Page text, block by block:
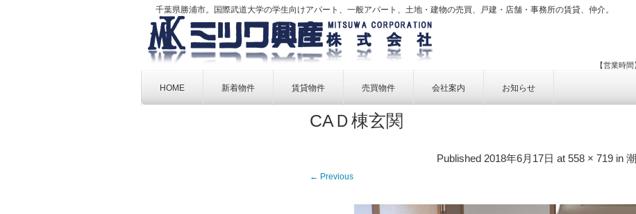
千葉県勝浦市。国際武道大学の学生向けアパート、一般アパート、土地・建物の売買、戸建・店舗・事務所の賃貸、仲介。
【営業時
contentHOME 新着物件 賃貸物件
賃貸物件一覧
売買物件
売買物件一覧
会社案内
お問い合せ
お知らせ
CAＤ棟玄関
Published 2018年6月17日 at 558 × 719 in
← Previous